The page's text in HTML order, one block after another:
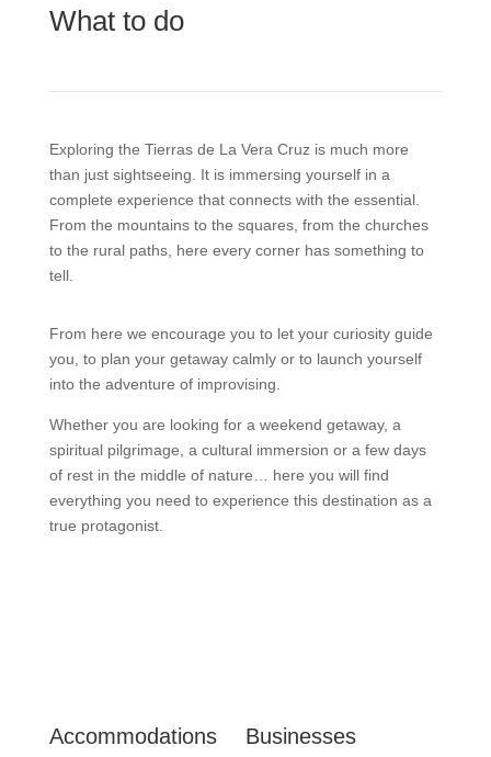
What to do
Exploring the Tierras de La Vera Cruz is much more
than just sightseeing. It is immersing yourself in a
complete experience that connects with the essential.
From the mountains to the squares, from the churches
to the rural paths, here every corner has something to
tell.
From here we encourage you to let your curiosity guide
you, to plan your getaway calmly or to launch yourself
into the adventure of improvising.
Whether you are looking for a weekend getaway, a
spiritual pilgrimage, a cultural immersion or a few days
of rest in the middle of nature… here you will find
everything you need to experience this destination as a
true protagonist.
Accommodations Businesses